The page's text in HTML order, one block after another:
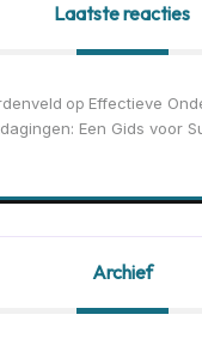
Laatste reacties
op Effectieve
Een Gids voor
Archief